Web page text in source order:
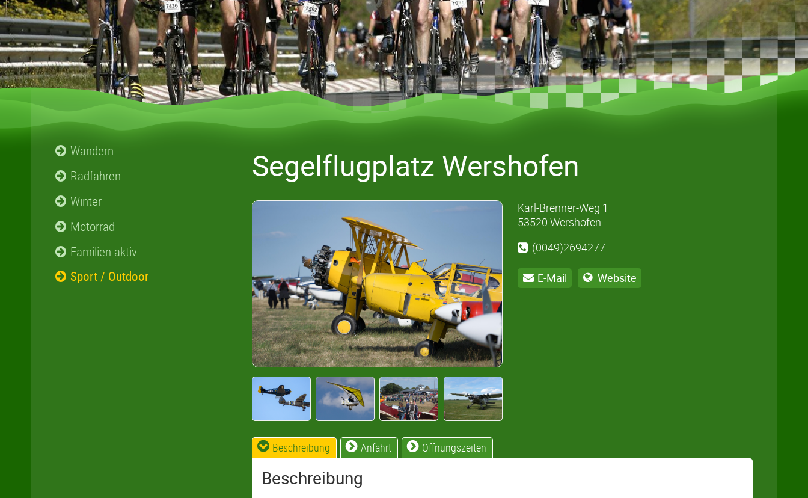
Wandern
Radfahren
Winter
Motorrad
Familien aktiv
Sport / Outdoor
Segelflugplatz Wershofen
Karl-Brenner-Weg 1
53520 Wershofen
(0049)2694277
E-Mail Website
Beschreibung Anfahrt Öffnungszeiten
Beschreibung